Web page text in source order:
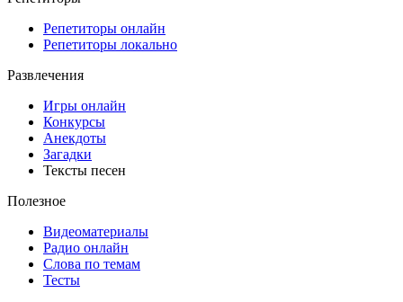
Репетиторы онлайн
Репетиторы локально
Развлечения
Игры онлайн
Конкурсы
Анекдоты
Загадки
Тексты песен
Полезное
Видеоматериалы
Радио онлайн
Слова по темам
Тесты